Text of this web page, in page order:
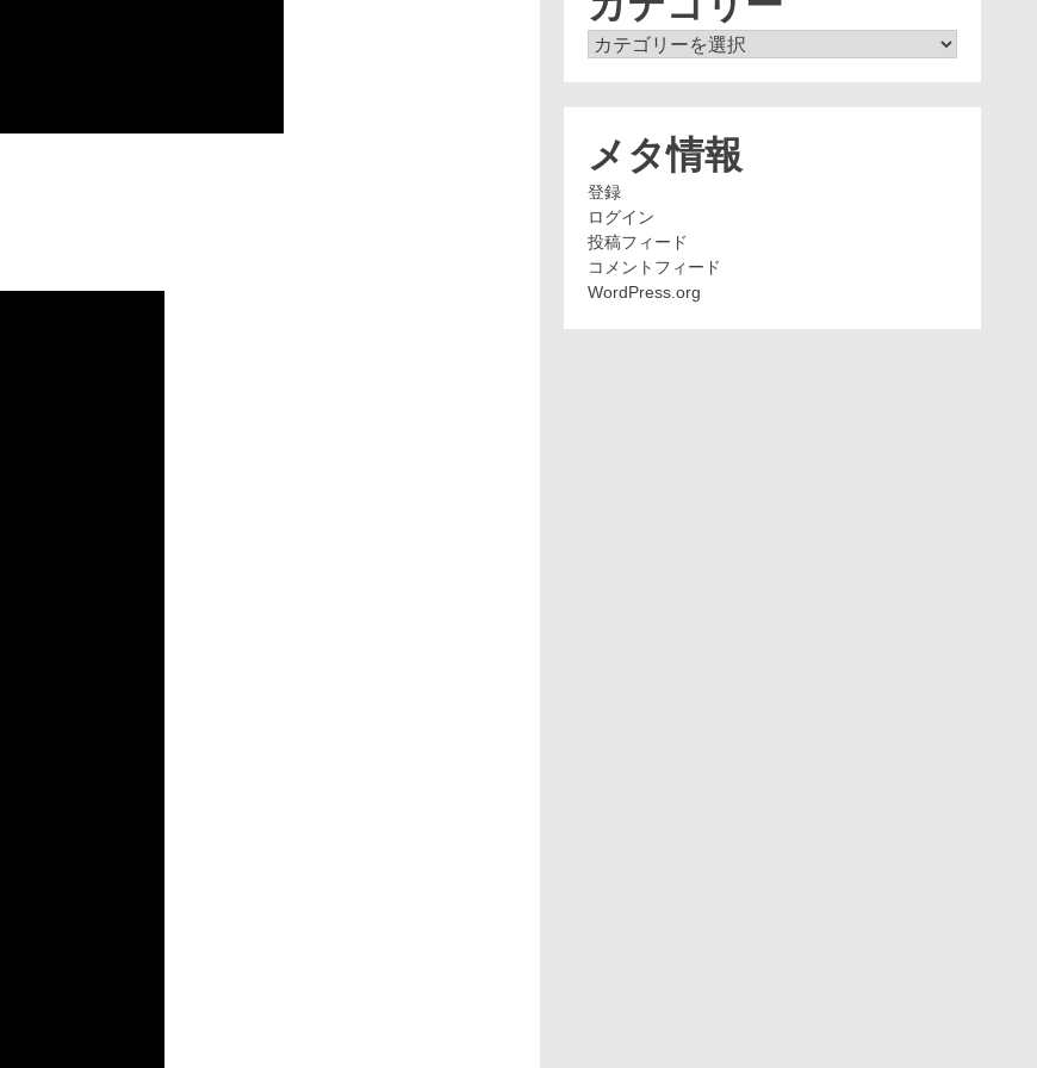
カ
メタ情報
登録
ログイン
投稿フィード
コメントフィード
WordPress.org